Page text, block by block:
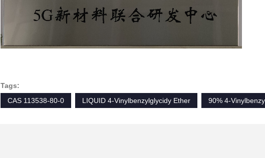
Tags:
CAS 113538-80-0
LIQUID 4-Vinylbenzylglycidy Ether 90% 4-